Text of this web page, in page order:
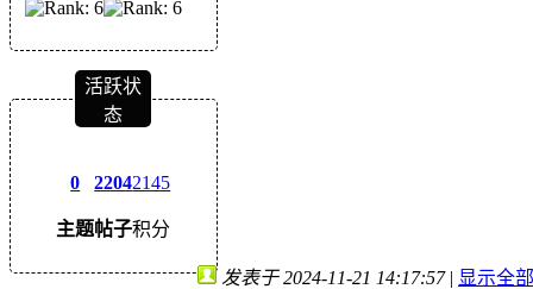
活跃状
态
0
主题
2204
帖子
2145
积分
发表于 2024-11-21 14:17:57 | 显示全